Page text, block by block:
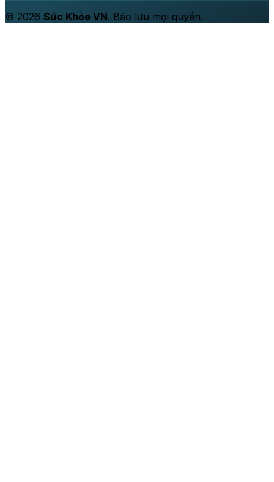
© 2026 Sức Khỏe VN. Bảo lưu mọi quyền.